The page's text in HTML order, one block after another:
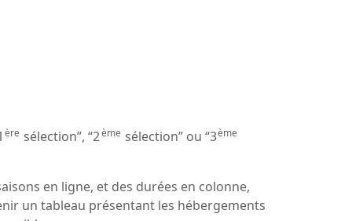
ère sélection”, “2ème sélection” ou “3ème
en ligne, et des durées en colonne,
un tableau présentant les hébergements